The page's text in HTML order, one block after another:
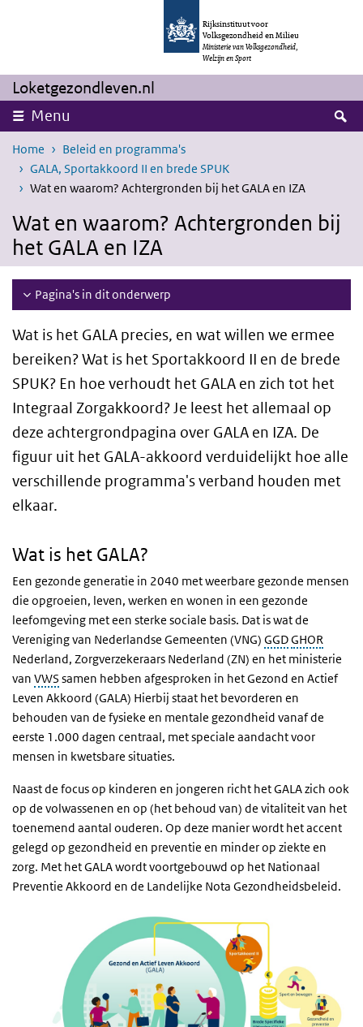
Overslaan en naar de inhoud gaan
Rijksinstituut voor
Volksgezondheid en Milieu
Ministerie van Volksgezondheid,
Welzijn en Sport
Loketgezondleven.nl
Menu
Home
Beleid en programma's
GALA, Sportakkoord II en brede SPUK
Wat en waarom? Achtergronden bij het GALA en IZA
Wat en waarom? Achtergronden bij
het GALA en IZA
Pagina's in dit onderwerp
Wat is het GALA precies, en wat willen we ermee
bereiken? Wat is het Sportakkoord II en de brede
SPUK? En hoe verhoudt het GALA en zich tot het
Integraal Zorgakkoord? Je leest het allemaal op
deze achtergrondpagina over GALA en IZA. De
figuur uit het GALA-akkoord verduidelijkt hoe alle
verschillende programma's verband houden met
elkaar.
Wat is het GALA?
Een gezonde generatie in 2040 met weerbare gezonde mensen
die opgroeien, leven, werken en wonen in een gezonde
leefomgeving met een sterke sociale basis. Dat is wat de
Vereniging van Nederlandse Gemeenten (VNG) GGDGHOR
Nederland, Zorgverzekeraars Nederland (ZN) en het ministerie
van VWS samen hebben afgesproken in het Gezond en Actief
Leven Akkoord (GALA) Hierbij staat het bevorderen en
behouden van de fysieke en mentale gezondheid vanaf de
eerste 1.000 dagen centraal, met speciale aandacht voor
mensen in kwetsbare situaties.
Naast de focus op kinderen en jongeren richt het GALA zich ook
op de volwassenen en op (het behoud van) de vitaliteit van het
toenemend aantal ouderen. Op deze manier wordt het accent
gelegd op gezondheid en preventie en minder op ziekte en
zorg. Met het GALA wordt voortgebouwd op het Nationaal
Preventie Akkoord en de Landelijke Nota Gezondheidsbeleid.